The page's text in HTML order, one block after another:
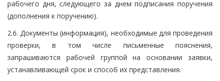
рабочего дня, следующего за днем подписания поручения
(дополнения к поручению).
2.6. Документы (информация), необходимые для проведения
проверки, в том числе письменные пояснения,
запрашиваются рабочей группой на основании заявки,
устанавливающей срок и способ их представления.